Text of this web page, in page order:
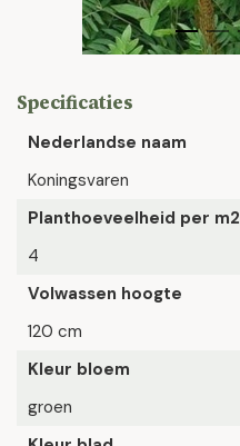
Specificaties
Nederlandse naam
Koningsvaren
Planthoeveelheid per m2
4
Volwassen hoogte
120 cm
Kleur bloem
groen